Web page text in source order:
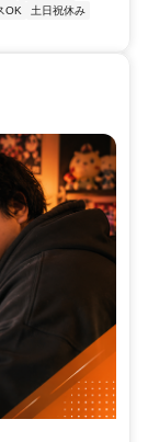
OK
土日祝休み